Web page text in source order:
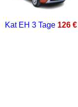
Kat EH 3 Tage 126 €